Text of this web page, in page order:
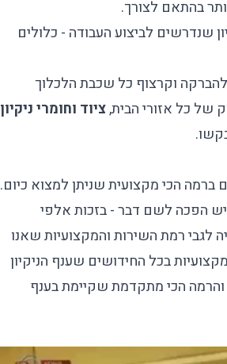
שנדרשים לביצוע העבודה - כלולים
וקרצוף כל שכבת הלכלוך
של כל אזורי הבית,ציוד וחומרי ניקיון
ברמה הכי מקצועית שניתן למצוא כיום.
הפכה לשם דבר - בזכות אלפי
לגבי רמת השירות והמקצועיות שאנו
בכל החידושים שענף הניקיון
והרמה הכי מתקדמת שקיימת בענף